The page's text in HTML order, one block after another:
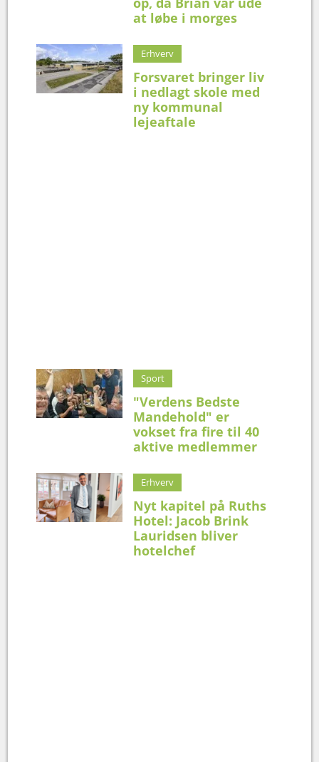
at løbe i morges
Erhverv
Forsvaret bringer liv
i nedlagt skole med
ny kommunal
lejeaftale
Sport
"Verdens Bedste
Mandehold" er
vokset fra fire til 40
aktive medlemmer
Erhverv
Nyt kapitel på Ruths
Hotel: Jacob Brink
Lauridsen bliver
hotelchef